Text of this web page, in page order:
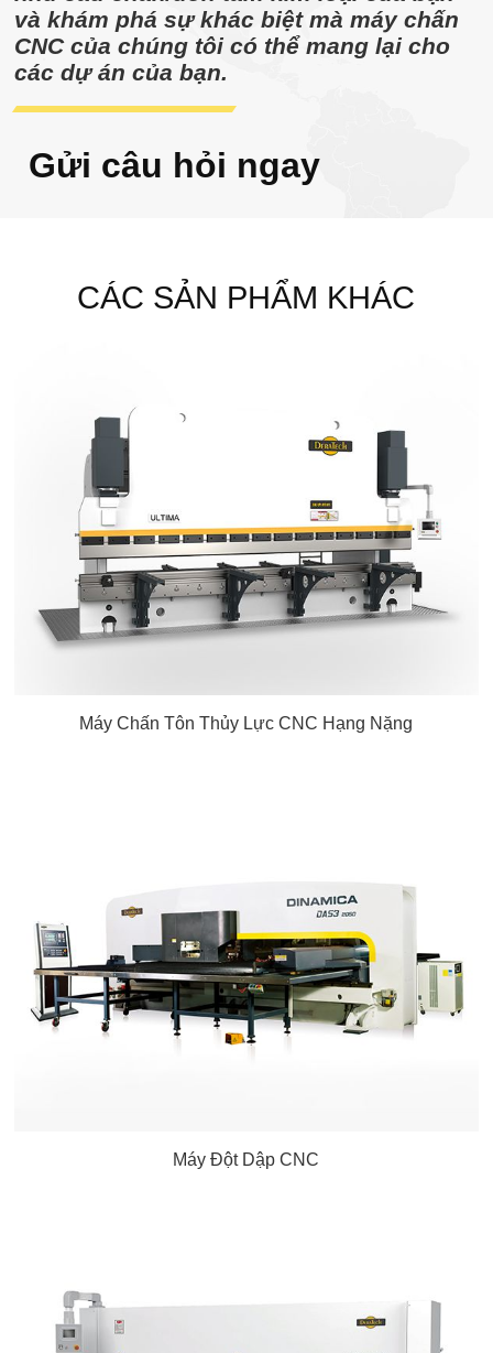
và khám phá sự khác biệt mà máy chấn
CNC của chúng tôi có thể mang lại cho
các dự án của bạn.
Gửi câu hỏi ngay
CÁC SẢN PHẨM KHÁC
Máy Chấn Tôn Thủy Lực CNC Hạng Nặng
Máy Đột Dập CNC